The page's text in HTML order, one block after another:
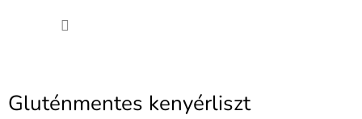
Gluténmentes kenyérliszt